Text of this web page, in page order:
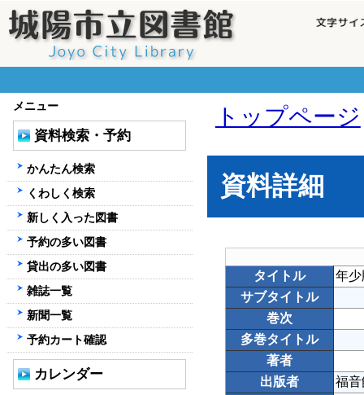
トップページ
資料詳細
タイトル
年
サブタイトル
巻次
多巻タイトル
著者
出版者
福
メニュー
資料検索・予約
かんたん検索
くわしく検索
新しく入った図書
予約の多い図書
貸出の多い図書
雑誌一覧
新聞一覧
予約カート確認
カレンダー